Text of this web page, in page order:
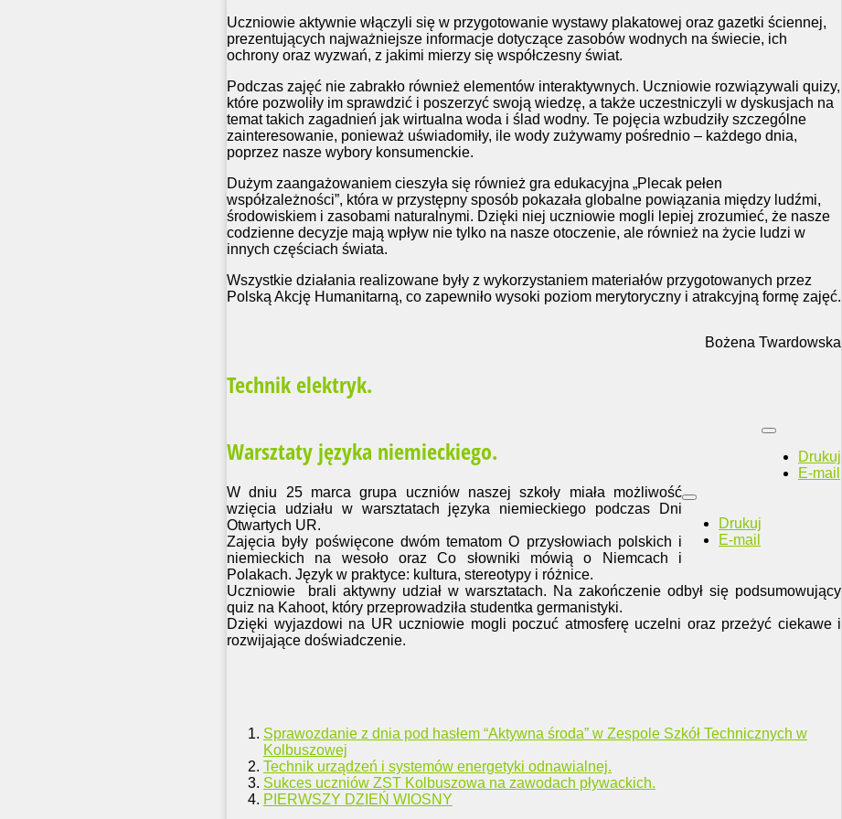
Uczniowie aktywnie włączyli się w przygotowanie wystawy plakatowej oraz gazetki ściennej,
prezentujących najważniejsze informacje dotyczące zasobów wodnych na świecie, ich
ochrony oraz wyzwań, z jakimi mierzy się współczesny świat.
Podczas zajęć nie zabrakło również elementów interaktywnych. Uczniowie rozwiązywali quizy,
które pozwoliły im sprawdzić i poszerzyć swoją wiedzę, a także uczestniczyli w dyskusjach na
temat takich zagadnień jak wirtualna woda i ślad wodny. Te pojęcia wzbudziły szczególne
zainteresowanie, ponieważ uświadomiły, ile wody zużywamy pośrednio – każdego dnia,
poprzez nasze wybory konsumenckie.
Dużym zaangażowaniem cieszyła się również gra edukacyjna „Plecak pełen
współzależności”, która w przystępny sposób pokazała globalne powiązania między ludźmi,
środowiskiem i zasobami naturalnymi. Dzięki niej uczniowie mogli lepiej zrozumieć, że nasze
codzienne decyzje mają wpływ nie tylko na nasze otoczenie, ale również na życie ludzi w
innych częściach świata.
Wszystkie działania realizowane były z wykorzystaniem materiałów przygotowanych przez
Polską Akcję Humanitarną, co zapewniło wysoki poziom merytoryczny i atrakcyjną formę zajęć.
Bożena Twardowska
Technik elektryk.
Drukuj
E-mail
Warsztaty języka niemieckiego.
Drukuj
E-mail
W dniu 25 marca grupa uczniów naszej szkoły miała możliwość
wzięcia udziału w warsztatach języka niemieckiego podczas Dni
Otwartych UR.
Zajęcia były poświęcone dwóm tematom O przysłowiach polskich i
niemieckich na wesoło oraz Co słowniki mówią o Niemcach i
Polakach. Język w praktyce: kultura, stereotypy i różnice.
Uczniowie brali aktywny udział w warsztatach. Na zakończenie odbył się podsumowujący
quiz na Kahoot, który przeprowadziła studentka germanistyki.
Dzięki wyjazdowi na UR uczniowie mogli poczuć atmosferę uczelni oraz przeżyć ciekawe i
rozwijające doświadczenie.
Sprawozdanie z dnia pod hasłem “Aktywna środa” w Zespole Szkół Technicznych w
Kolbuszowej
Technik urządzeń i systemów energetyki odnawialnej.
Sukces uczniów ZST Kolbuszowa na zawodach pływackich.
PIERWSZY DZIEŃ WIOSNY